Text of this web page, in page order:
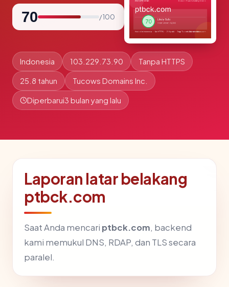
70 / 100
Indonesia 103.229.73.90 Tanpa HTTPS
25.8 tahun Tucows Domains Inc.
Diperbarui3 bulan yang lalu
Laporan latar belakang
ptbck.com
Saat Anda mencari ptbck.com, backend
kami memukul DNS, RDAP, dan TLS secara
paralel.